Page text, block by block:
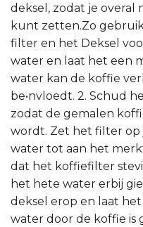
deksel, zodat je overal
kunt zetten.Zo
filter en het Deksel
water en laat het een
water kan de koffie
be•nvloedt. 2. Schud
zodat de gemalen
wordt. Zet het filter
water tot aan het
dat het koffiefilter
het hete water erbij
deksel erop en laat
water door de koffie is